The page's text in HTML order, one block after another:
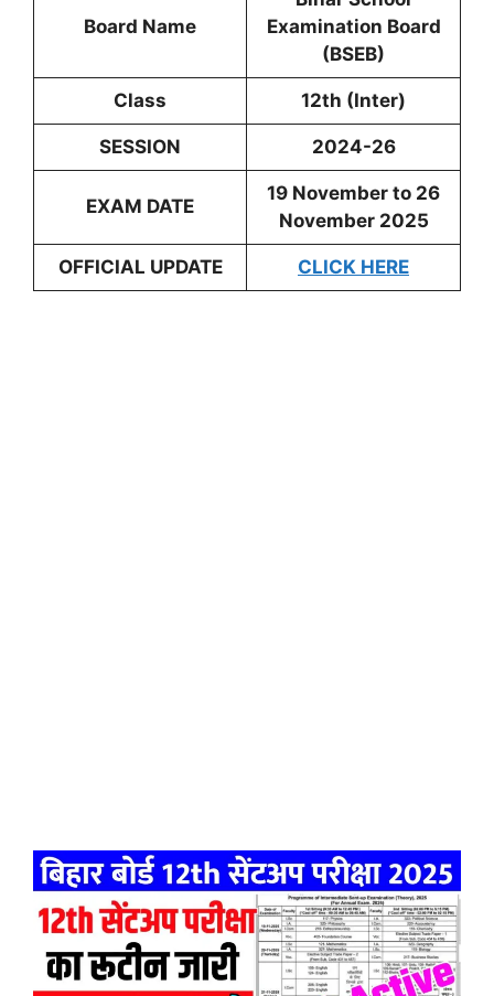
Board Name
Examination Board
(BSEB)
Class 12th (Inter)
SESSION 2024-26
EXAM DATE
19 November to 26
November 2025
OFFICIAL UPDATE CLICK HERE